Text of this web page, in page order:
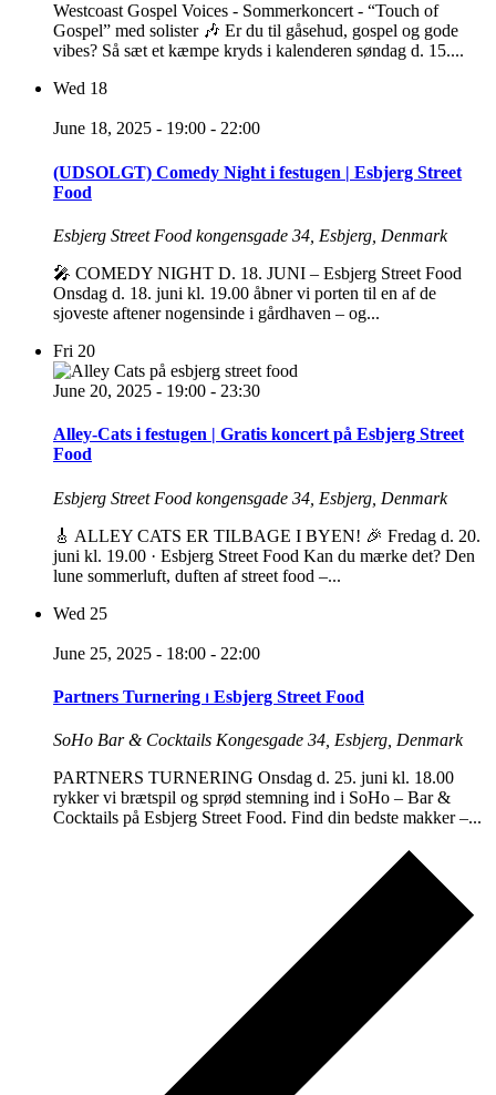
Westcoast Gospel Voices - Sommerkoncert - “Touch of
Gospel” med solister 🎶 Er du til gåsehud, gospel og gode
vibes? Så sæt et kæmpe kryds i kalenderen søndag d. 15....
Wed 18
June 18, 2025 - 19:00 - 22:00
(UDSOLGT) Comedy Night i festugen | Esbjerg Street
Food
Esbjerg Street Food kongensgade 34, Esbjerg, Denmark
🎤 COMEDY NIGHT D. 18. JUNI – Esbjerg Street Food
Onsdag d. 18. juni kl. 19.00 åbner vi porten til en af de
sjoveste aftener nogensinde i gårdhaven – og...
Fri 20
June 20, 2025 - 19:00 - 23:30
Alley-Cats i festugen | Gratis koncert på Esbjerg Street
Food
Esbjerg Street Food kongensgade 34, Esbjerg, Denmark
🎸 ALLEY CATS ER TILBAGE I BYEN! 🎉 Fredag d. 20.
juni kl. 19.00 · Esbjerg Street Food Kan du mærke det? Den
lune sommerluft, duften af street food –...
Wed 25
June 25, 2025 - 18:00 - 22:00
Partners Turnering ⏐ Esbjerg Street Food
SoHo Bar & Cocktails Kongesgade 34, Esbjerg, Denmark
PARTNERS TURNERING Onsdag d. 25. juni kl. 18.00
rykker vi brætspil og sprød stemning ind i SoHo – Bar &
Cocktails på Esbjerg Street Food. Find din bedste makker –...